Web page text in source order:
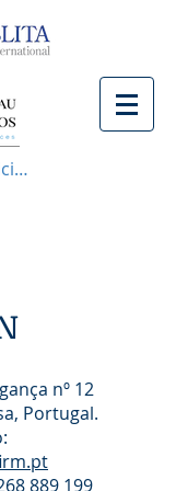
sesión
nº 12
Portugal.
889 199